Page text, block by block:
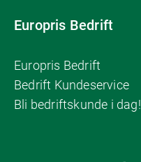
Europris Bedrift
Europris Bedrift
Bedrift Kundeservice
Bli bedriftskunde i dag!